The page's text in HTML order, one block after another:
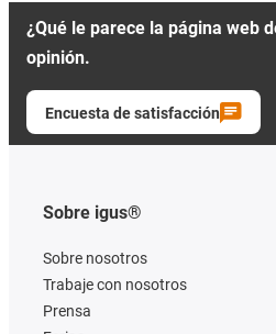
¿Qué le parece la página web
opinión.
Encuesta de satisfacción
Sobre igus®
Sobre nosotros
Trabaje con nosotros
Prensa